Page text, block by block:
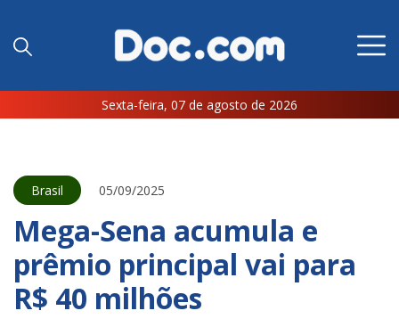
Sexta-feira, 07 de agosto de 2026
Brasil 05/09/2025
Mega-Sena acumula e
prêmio principal vai para
R$ 40 milhões